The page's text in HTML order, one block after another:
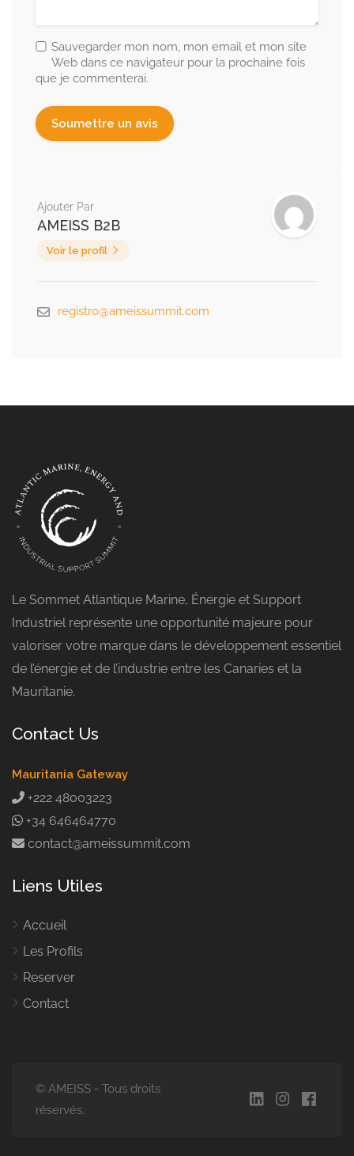
Sauvegarder mon nom, mon email et mon site
Web dans ce navigateur pour la prochaine fois
que je commenterai.
Ajouter Par
AMEISS B2B
Voir le profil
registro@ameissummit.com
Le Sommet Atlantique Marine, Énergie et Support
Industriel représente une opportunité majeure pour
valoriser votre marque dans le développement essentiel
de l’énergie et de l’industrie entre les Canaries et la
Mauritanie.
Contact Us
Mauritania Gateway
+222 48003223
+34 646464770
contact@ameissummit.com
Liens Utiles
Accueil
Les Profils
Reserver
Contact
© AMEISS - Tous droits
réservés.